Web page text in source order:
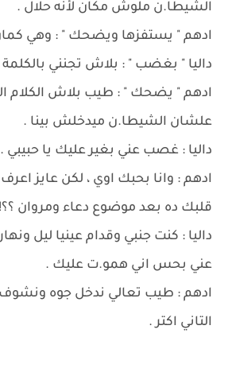
الشيطا.ن ملوش مكان لأنه حلال .
ادهم " يستفزها ويضحك " : وهي
داليا " بغضب " : بلاش تجنني
ادهم " يضحك " : طيب بلاش الكلام
علشان الشيطا.ن ميدخلش بينا .
داليا : غصب عني بغير عليك يا حبيبي .
ادهم : وانا بحبك اوي ، لكن عايز اعرف
قلبك ده بعد موضوع دعاء ومروان ؟؟!
داليا : كنت جنبي وقدام عينيا ليل
عني بحس اني همو.ت عليك .
ادهم : طيب تعالي ندخل جوه ونشوف
التاني اكتر .